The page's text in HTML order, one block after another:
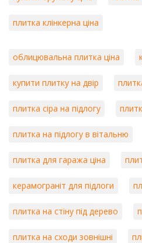
плитка клінкерна ціна
облицювальна плитка ціна
купити плитку на двір
плитка сіра на підлогу
плитка на підлогу в вітальню
плитка для гаража ціна
керамограніт для підлоги
плитка на стіну під дерево
плитка на сходи зовнішні